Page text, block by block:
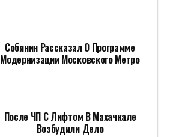
Собянин Рассказал О Программе
Модернизации Московского Метро
После ЧП С Лифтом В Махачкале
Возбудили Дело